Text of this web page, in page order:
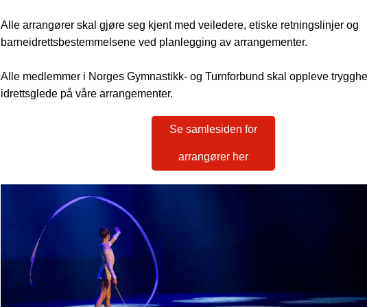
Alle arrangører skal gjøre seg kjent med veiledere, etiske retningslinjer og
barneidrettsbestemmelsene ved planlegging av arrangementer.
Alle medlemmer i Norges Gymnastikk- og Turnforbund skal oppleve
idrettsglede på våre arrangementer.
Se samlesiden for
arrangører her